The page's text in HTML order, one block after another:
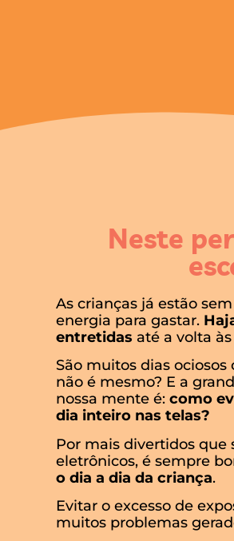
Neste
As crianças já estão
energia para gastar.
entretidas até a volta
São muitos dias
não é mesmo? E a
nossa mente é: como
dia inteiro nas telas?
Por mais divertidos
eletrônicos, é sempre
o dia a dia da criança.
Evitar o excesso de
muitos problemas